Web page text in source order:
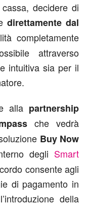
decidere di
direttamente dal
completamente
attraverso
intuitiva sia per il
alla partnership
che vedrà
Buy Now
degli Smart
consente agli
di pagamento in
della